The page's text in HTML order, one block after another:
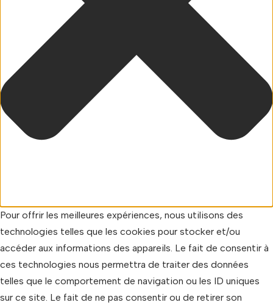
Pour offrir les meilleures expériences, nous utilisons des
technologies telles que les cookies pour stocker et/ou
accéder aux informations des appareils. Le fait de consentir à
ces technologies nous permettra de traiter des données
telles que le comportement de navigation ou les ID uniques
sur ce site. Le fait de ne pas consentir ou de retirer son